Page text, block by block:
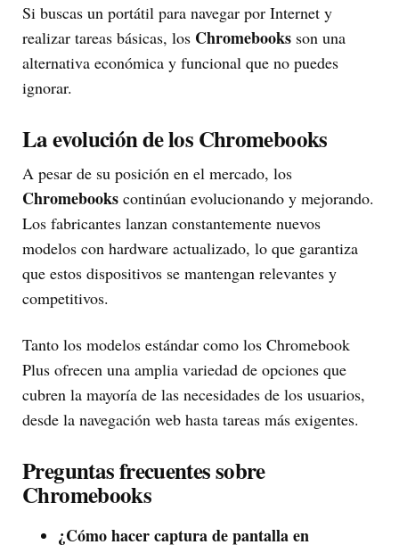
Si buscas un portátil para navegar por Internet y
realizar tareas básicas, los Chromebooks son una
alternativa económica y funcional que no puedes
ignorar.
La evolución de los Chromebooks
A pesar de su posición en el mercado, los
Chromebooks continúan evolucionando y mejorando.
Los fabricantes lanzan constantemente nuevos
modelos con hardware actualizado, lo que garantiza
que estos dispositivos se mantengan relevantes y
competitivos.
Tanto los modelos estándar como los Chromebook
Plus ofrecen una amplia variedad de opciones que
cubren la mayoría de las necesidades de los usuarios,
desde la navegación web hasta tareas más exigentes.
Preguntas frecuentes sobre
Chromebooks
¿Cómo hacer captura de pantalla en